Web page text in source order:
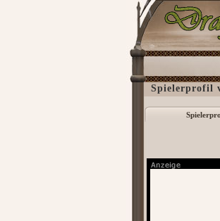
Spielerprofil